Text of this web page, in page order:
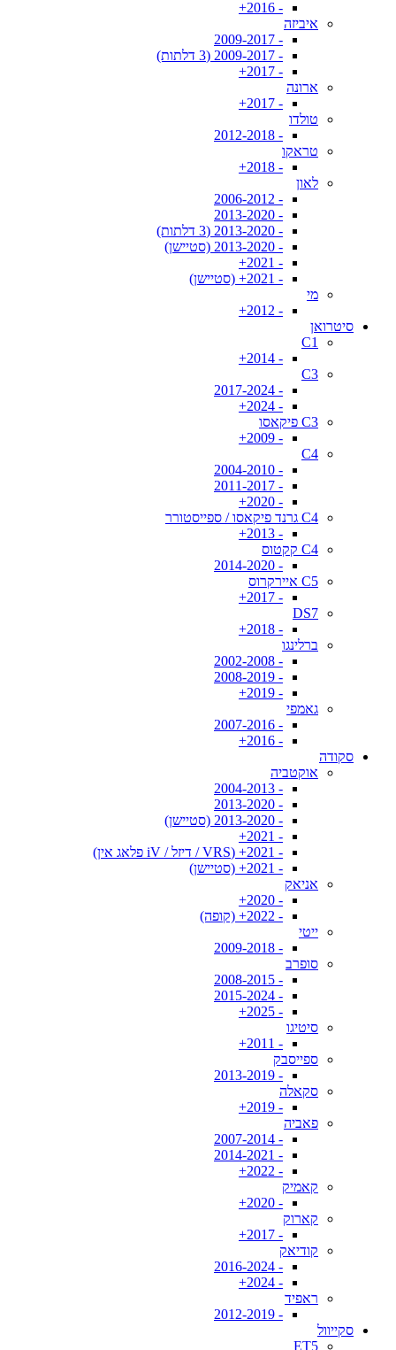
- 2016+
איביזה
- 2009-2017
- 2009-2017 (3 דלתות)
- 2017+
ארונה
- 2017+
טולדו
- 2012-2018
טראקו
- 2018+
לאון
- 2006-2012
- 2013-2020
- 2013-2020 (3 דלתות)
- 2013-2020 (סטיישן)
- 2021+
- 2021+ (סטיישן)
מי
- 2012+
סיטרואן
C1
- 2014+
C3
- 2017-2024
- 2024+
C3 פיקאסו
- 2009+
C4
- 2004-2010
- 2011-2017
- 2020+
C4 גרנד פיקאסו / ספייסטורר
- 2013+
C4 קקטוס
- 2014-2020
C5 איירקרוס
- 2017+
DS7
- 2018+
ברלינגו
- 2002-2008
- 2008-2019
- 2019+
גאמפי
- 2007-2016
- 2016+
סקודה
אוקטביה
- 2004-2013
- 2013-2020
- 2013-2020 (סטיישן)
- 2021+
- 2021+ (VRS / דיזל / iV פלאג אין)
- 2021+ (סטיישן)
אניאק
- 2020+
- 2022+ (קופה)
ייטי
- 2009-2018
סופרב
- 2008-2015
- 2015-2024
- 2025+
סיטיגו
- 2011+
ספייסבק
- 2013-2019
סקאלה
- 2019+
פאביה
- 2007-2014
- 2014-2021
- 2022+
קאמיק
- 2020+
קארוק
- 2017+
קודיאק
- 2016-2024
- 2024+
ראפיד
- 2012-2019
סקייוול
ET5